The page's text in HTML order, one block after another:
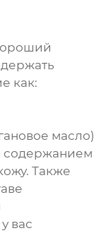
как:
масло)
содержанием
Также
вас